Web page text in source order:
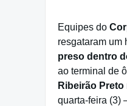
Equipes do
resgataram um
preso dentro
ao terminal de
Ribeirão Preto
quarta-feira (3)